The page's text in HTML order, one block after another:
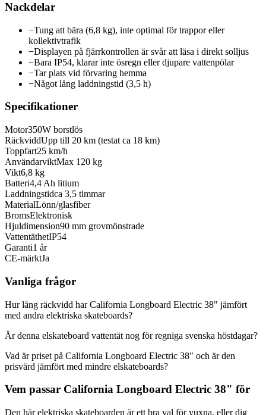
Nackdelar
−Tung att bära (6,8 kg), inte optimal för trappor eller
kollektivtrafik
−Displayen på fjärrkontrollen är svår att läsa i direkt solljus
−Bara IP54, klarar inte ösregn eller djupare vattenpölar
−Tar plats vid förvaring hemma
−Något lång laddningstid (3,5 h)
Specifikationer
Motor350W borstlös
RäckviddUpp till 20 km (testat ca 18 km)
Toppfart25 km/h
AnvändarviktMax 120 kg
Vikt6,8 kg
Batteri4,4 Ah litium
Laddningstidca 3,5 timmar
MaterialLönn/glasfiber
BromsElektronisk
Hjuldimension90 mm grovmönstrade
VattentäthetIP54
Garanti1 år
CE-märktJa
Vanliga frågor
Hur lång räckvidd har California Longboard Electric 38" jämfört
med andra elektriska skateboards?
Är denna elskateboard vattentät nog för regniga svenska höstdagar?
Vad är priset på California Longboard Electric 38" och är den
prisvärd jämfört med mindre elskateboards?
Vem passar California Longboard Electric 38" för
Den här elektriska skateboarden är ett bra val för vuxna, eller dig